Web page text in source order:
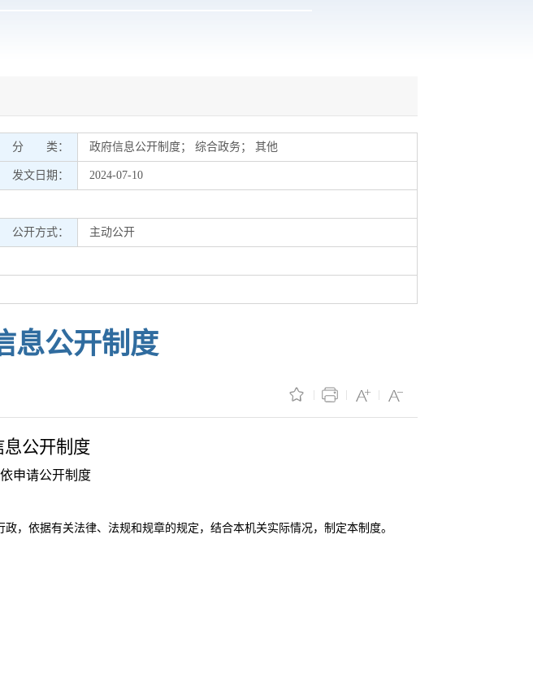
分 类： 政府信息公开制度； 综合政务； 其他
发文日期： 2024-07-10
公开方式： 主动公开
息公开制度
息公开制度
申请公开制度
，依据有关法律、法规和规章的规定，结合本机关实际情况，制定本制度。